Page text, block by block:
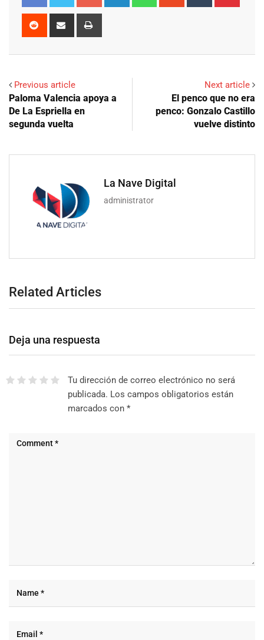
Reddit
Share
Previous article
Paloma Valencia apoya a
De La Espriella en
segunda vuelta
Next article
El penco que no era
penco: Gonzalo Castillo
vuelve distinto
La Nave Digital
administrator
Related Articles
Deja una respuesta
Tu dirección de correo electrónico no será
publicada. Los campos obligatorios están
marcados con *